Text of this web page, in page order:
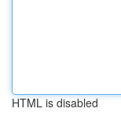
HTML is disabled